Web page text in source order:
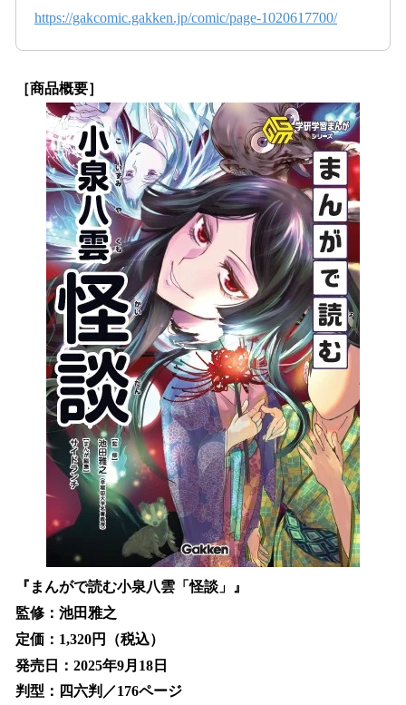
https://gakcomic.gakken.jp/comic/page-1020617700/
［商品概要］
『まんがで読む小泉八雲「怪談」』
監修：池田雅之
定価：1,320円（税込）
発売日：2025年9月18日
判型：四六判／176ページ